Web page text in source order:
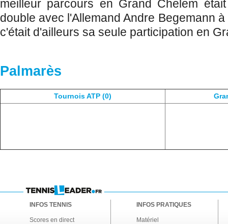
meilleur parcours en Grand Chelem
double avec l'Allemand Andre Begemann
c'était d'ailleurs sa seule participation en
Palmarès
Tournois ATP (0)
INFOS TENNIS
Scores en direct
INFOS PRATIQUES
Matériel